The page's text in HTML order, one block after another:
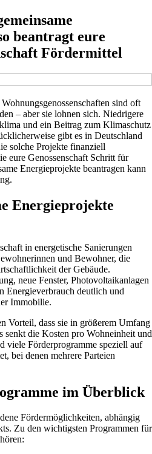
beantragt eure
Fördermittel
sind oft
– aber sie lohnen sich. Niedrigere
und ein Beitrag zum Klimaschutz
gibt es in Deutschland
solche Projekte finanziell
eure Genossenschaft Schritt für
Energieprojekte beantragen kann
Energieprojekte
in energetische Sanierungen
und Bewohner, die
der Gebäude.
neue Fenster, Photovoltaikanlagen
Energieverbrauch deutlich und
Immobilie.
Vorteil, dass sie in größerem Umfang
senkt die Kosten pro Wohneinheit und
viele Förderprogramme speziell auf
bei denen mehrere Parteien
im Überblick
Fördermöglichkeiten, abhängig
Zu den wichtigsten Programmen für